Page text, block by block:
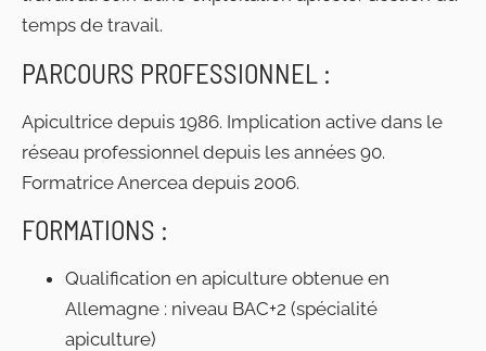
temps de travail.
PARCOURS PROFESSIONNEL :
Apicultrice depuis 1986. Implication active dans le
réseau professionnel depuis les années 90.
Formatrice Anercea depuis 2006.
FORMATIONS :
Qualification en apiculture obtenue en
Allemagne : niveau BAC+2 (spécialité
apiculture)